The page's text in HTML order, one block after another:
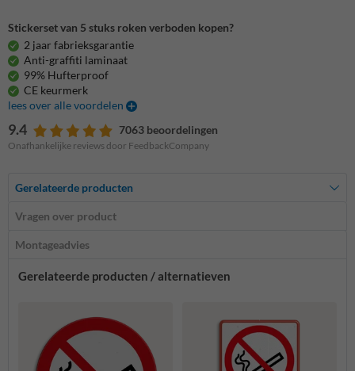
Stickerset van 5 stuks roken verboden kopen?
2 jaar fabrieksgarantie
Anti-graffiti laminaat
99% Hufterproof
CE keurmerk
lees over alle voordelen
9.4 7063 beoordelingen
Onafhankelijke reviews door FeedbackCompany
Gerelateerde producten
Vragen over product
Montageadvies
Gerelateerde producten / alternatieven